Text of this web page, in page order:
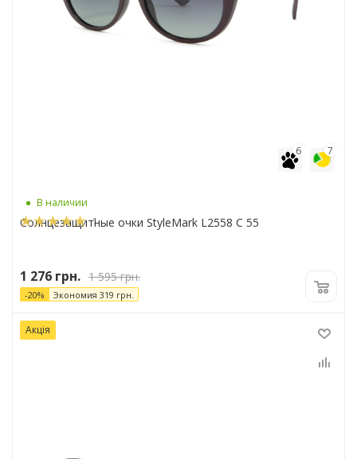
7
6
В наличии
1
Солнцезащитные очки StyleMark L2558 C 55
1 276 грн. 1 595грн.
-20% Экономия 319 грн.
Акція